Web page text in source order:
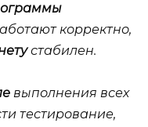
корректно,
стабилен.
выполнения всех
тестирование,